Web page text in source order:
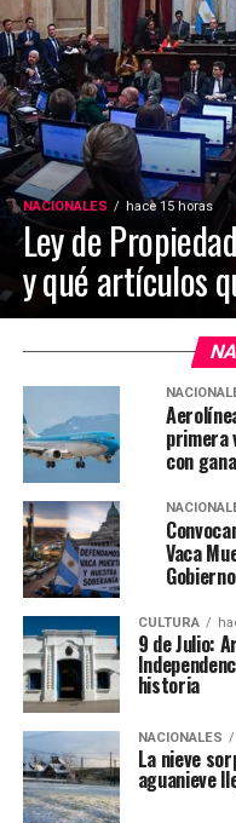
NACIONALES hace 15 horas
Ley de
y qué artículos
primera
con
Vaca
CULTURA
9 de Julio:
historia
NACIONALES
La nieve
aguanieve